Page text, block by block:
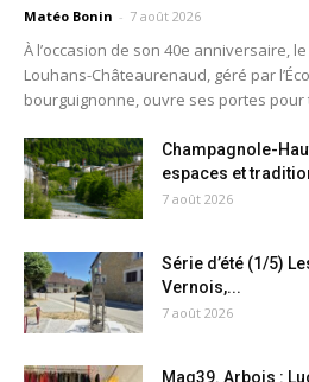
Matéo Bonin - 7 août 2026
À l’occasion de son 40e anniversaire,
Louhans-Châteaurenaud, géré par
bourguignonne, ouvre ses portes pour
Champagnole-
espaces et
7 août 2026
Série d’été (1/5)
Vernois,...
7 août 2026
Mag39. Arbois :